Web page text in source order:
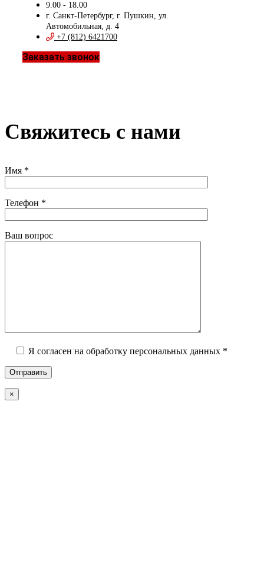
9.00 - 18.00
г. Санкт-Петербург, г. Пушкин, ул.
Автомобильная, д. 4
+7 (812) 6421700
Заказать звонок
Свяжитесь с нами
Имя *
Телефон *
Ваш вопрос
Я согласен на обработку персональных данных *
×